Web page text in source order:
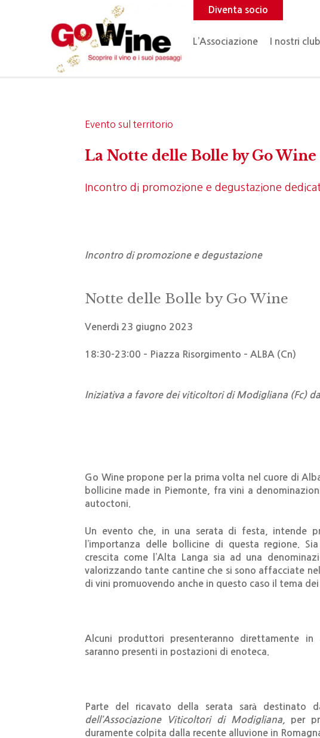
Diventa socio
L’Associazione I nostri club
Evento sul territorio
La Notte delle Bolle by Go Wine
Incontro di promozione e degustazione
Incontro di promozione e degustazione
Notte delle Bolle by Go Wine
Venerdì 23 giugno 2023
18:30-23:00 – Piazza Risorgimento – ALBA (Cn)
Iniziativa a favore dei viticoltori di Modigliana (Fc)
Go Wine propone per la prima volta nel cuore di
bollicine made in Piemonte, fra vini a
autoctoni.
Un evento che, in una serata di festa, intende
l’importanza delle bollicine di questa regione.
crescita come l’Alta Langa sia ad una
valorizzando tante cantine che si sono affacciate
di vini promuovendo anche in questo caso il tema
Alcuni produttori presenteranno direttamente
saranno presenti in postazioni di enoteca.
Parte del ricavato della serata sarà destinato
dell’Associazione Viticoltori di Modigliana,
per
duramente colpita dalla recente alluvione in